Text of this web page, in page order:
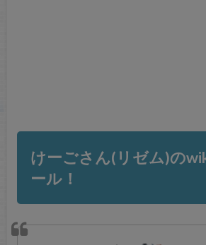
けーごさん(リゼム)の
ール！